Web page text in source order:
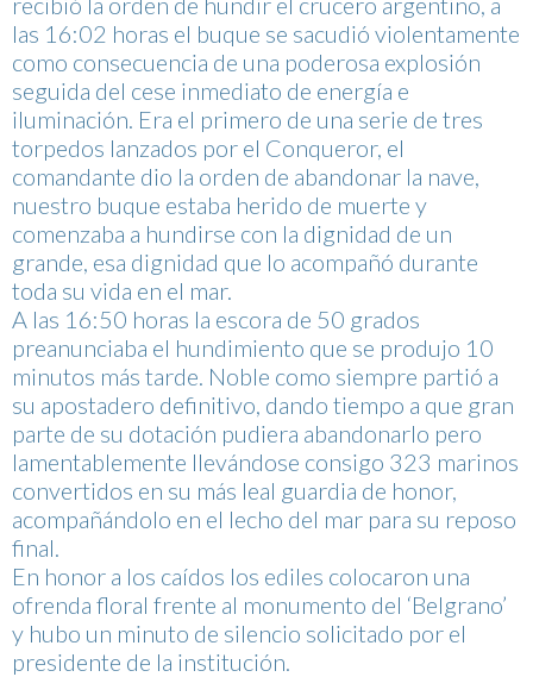
las 16:02 horas el buque se sacudió violentamente
como consecuencia de una poderosa explosión
seguida del cese inmediato de energía e
iluminación. Era el primero de una serie de tres
torpedos lanzados por el Conqueror, el
comandante dio la orden de abandonar la nave,
nuestro buque estaba herido de muerte y
comenzaba a hundirse con la dignidad de un
grande, esa dignidad que lo acompañó durante
toda su vida en el mar.
A las 16:50 horas la escora de 50 grados
preanunciaba el hundimiento que se produjo 10
minutos más tarde. Noble como siempre partió a
su apostadero definitivo, dando tiempo a que gran
parte de su dotación pudiera abandonarlo pero
lamentablemente llevándose consigo 323 marinos
convertidos en su más leal guardia de honor,
acompañándolo en el lecho del mar para su reposo
final.
En honor a los caídos los ediles colocaron una
ofrenda floral frente al monumento del ‘Belgrano’
y hubo un minuto de silencio solicitado por el
presidente de la institución.